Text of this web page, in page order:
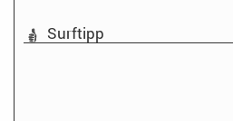
Surftipp